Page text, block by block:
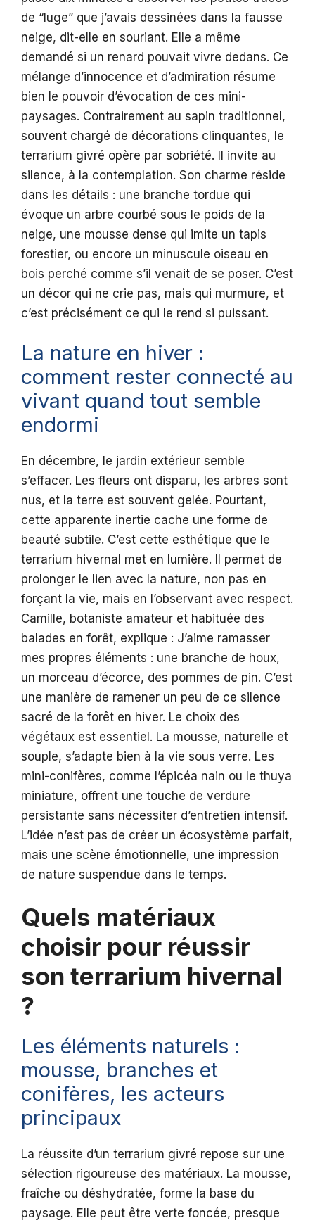
de “luge” que j’avais dessinées dans la fausse
neige, dit-elle en souriant. Elle a même
demandé si un renard pouvait vivre dedans. Ce
mélange d’innocence et d’admiration résume
bien le pouvoir d’évocation de ces mini-
paysages. Contrairement au sapin traditionnel,
souvent chargé de décorations clinquantes, le
terrarium givré opère par sobriété. Il invite au
silence, à la contemplation. Son charme réside
dans les détails : une branche tordue qui
évoque un arbre courbé sous le poids de la
neige, une mousse dense qui imite un tapis
forestier, ou encore un minuscule oiseau en
bois perché comme s’il venait de se poser. C’est
un décor qui ne crie pas, mais qui murmure, et
c’est précisément ce qui le rend si puissant.
La nature en hiver :
comment rester connecté au
vivant quand tout semble
endormi
En décembre, le jardin extérieur semble
s’effacer. Les fleurs ont disparu, les arbres sont
nus, et la terre est souvent gelée. Pourtant,
cette apparente inertie cache une forme de
beauté subtile. C’est cette esthétique que le
terrarium hivernal met en lumière. Il permet de
prolonger le lien avec la nature, non pas en
forçant la vie, mais en l’observant avec respect.
Camille, botaniste amateur et habituée des
balades en forêt, explique : J’aime ramasser
mes propres éléments : une branche de houx,
un morceau d’écorce, des pommes de pin. C’est
une manière de ramener un peu de ce silence
sacré de la forêt en hiver. Le choix des
végétaux est essentiel. La mousse, naturelle et
souple, s’adapte bien à la vie sous verre. Les
mini-conifères, comme l’épicéa nain ou le thuya
miniature, offrent une touche de verdure
persistante sans nécessiter d’entretien intensif.
L’idée n’est pas de créer un écosystème parfait,
mais une scène émotionnelle, une impression
de nature suspendue dans le temps.
Quels matériaux
choisir pour réussir
son terrarium hivernal
?
Les éléments naturels :
mousse, branches et
conifères, les acteurs
principaux
La réussite d’un terrarium givré repose sur une
sélection rigoureuse des matériaux. La mousse,
fraîche ou déshydratée, forme la base du
paysage. Elle peut être verte foncée, presque